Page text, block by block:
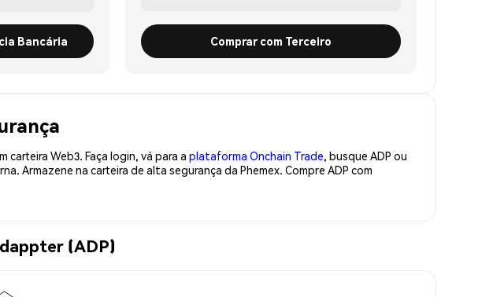
Bancária Comprar com Terceiro
Web3. Faça login, vá para a plataforma Onchain Trade, busque ADP ou
Armazene na carteira de alta segurança da Phemex. Compre ADP com
(ADP)